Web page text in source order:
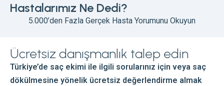
Hastalarımız Ne Dedi?
5.000’den Fazla Gerçek Hasta Yorumunu Okuyun
Ücretsiz danışmanlık talep edin
Türkiye’de saç ekimi ile ilgili sorularınız için veya saç
dökülmesine yönelik ücretsiz değerlendirme almak